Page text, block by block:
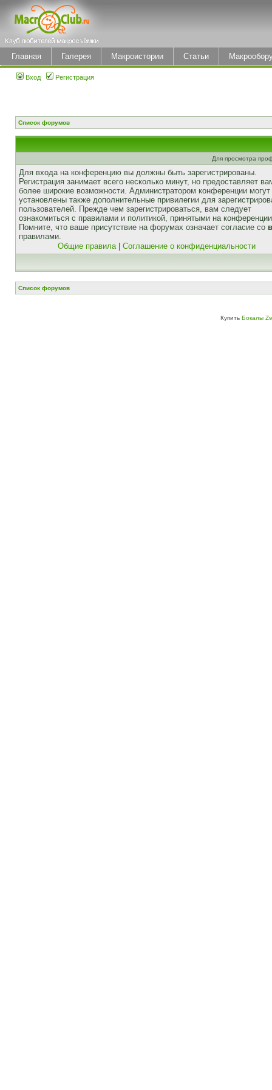
Главная Галерея Макроистории Статьи
Вход Регистрация
Список форумов
Для просмотра
Для входа на конференцию вы должны быть зарегистрированы.
Регистрация занимает всего несколько минут, но предоставляет
более широкие возможности. Администратором конференции
установлены также дополнительные привилегии для
пользователей. Прежде чем зарегистрироваться, вам следует
ознакомиться с правилами и политикой, принятыми на
Помните, что ваше присутствие на форумах означает согласие со
правилами.
Общие правила| Соглашение о конфиденциальности
Список форумов
Купить Бокалы